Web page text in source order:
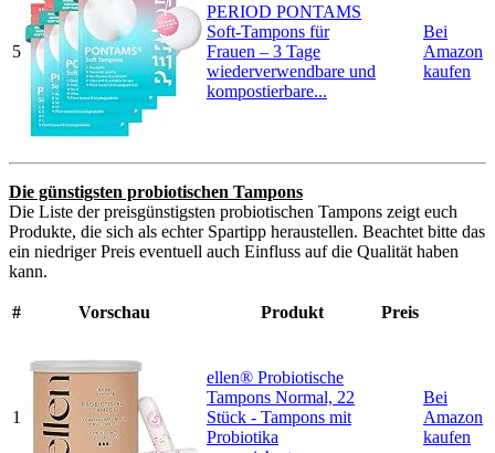
5
PERIOD PONTAMS
Soft-Tampons für
Frauen – 3 Tage
wiederverwendbare und
kompostierbare...
Bei
Amazon
kaufen
Die günstigsten probiotischen Tampons
Die Liste der preisgünstigsten probiotischen Tampons zeigt euch
Produkte, die sich als echter Spartipp heraustellen. Beachtet bitte das
ein niedriger Preis eventuell auch Einfluss auf die Qualität haben
kann.
# Vorschau Produkt Preis
1
ellen® Probiotische
Tampons Normal, 22
Stück - Tampons mit
Probiotika
Bei
Amazon
kaufen